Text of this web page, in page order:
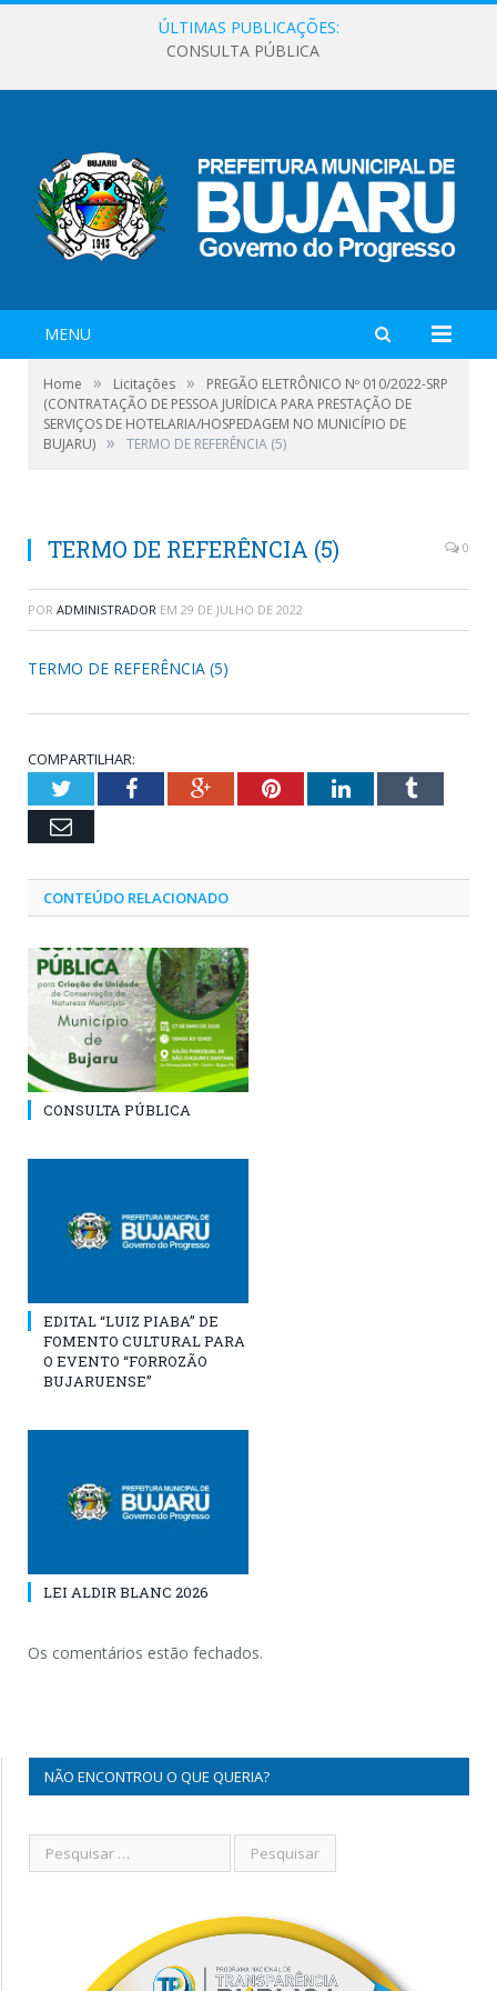
ÚLTIMAS PUBLICAÇÕES:
CONSULTA PÚBLICA
MENU
Home » Licitações »
PREGÃO ELETRÔNICO Nº 010/2022-SRP
(CONTRATAÇÃO DE PESSOA JURÍDICA PARA PRESTAÇÃO DE
SERVIÇOS DE HOTELARIA/HOSPEDAGEM NO MUNICÍPIO DE
BUJARU) » TERMO DE REFERÊNCIA (5)
TERMO DE REFERÊNCIA (5) 0
POR ADMINISTRADOR EM 29 DE JULHO DE 2022
TERMO DE REFERÊNCIA (5)
COMPARTILHAR:
TwitterFacebookGoogle+PinterestLinkedInTumblr
Email
CONTEÚDO RELACIONADO
CONSULTA PÚBLICA
EDITAL “LUIZ PIABA” DE
FOMENTO CULTURAL PARA
O EVENTO “FORROZÃO
BUJARUENSE”
LEI ALDIR BLANC 2026
Os comentários estão fechados.
NÃO ENCONTROU O QUE QUERIA?